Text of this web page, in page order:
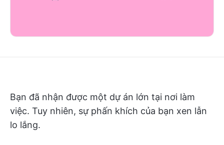
Bạn đã nhận được một dự án lớn tại nơi làm
việc. Tuy nhiên, sự phấn khích của bạn xen lẫn
lo lắng.